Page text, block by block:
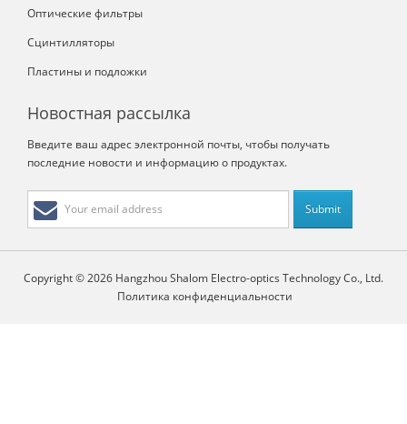
Оптические фильтры
Сцинтилляторы
Пластины и подложки
Новостная рассылка
Введите ваш адрес электронной почты, чтобы получать
последние новости и информацию о продуктах.
Copyright © 2026 Hangzhou Shalom Electro-optics Technology Co., Ltd.
Политика конфиденциальности